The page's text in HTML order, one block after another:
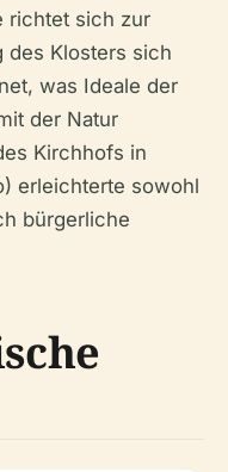
richtet sich zur
des Klosters sich
was Ideale der
der Natur
Kirchhofs in
erleichterte sowohl
bürgerliche